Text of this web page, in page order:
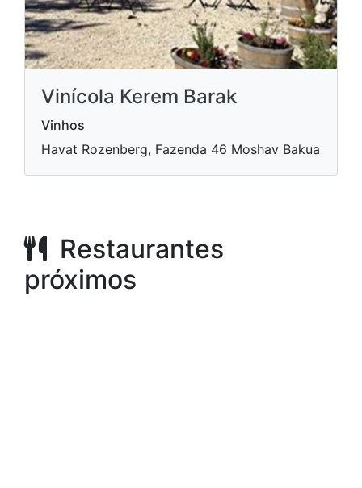
Vinícola Kerem Barak
Vinhos
Havat Rozenberg, Fazenda 46 Moshav Bakua
Restaurantes
próximos